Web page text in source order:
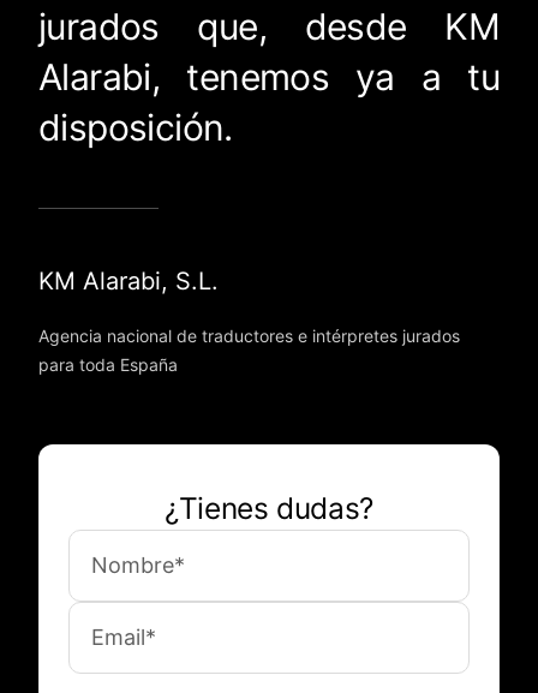
jurados que, desde KM
Alarabi, tenemos ya a tu
disposición.
KM Alarabi, S.L.
Agencia nacional de traductores e intérpretes jurados
para toda España
¿Tienes dudas?